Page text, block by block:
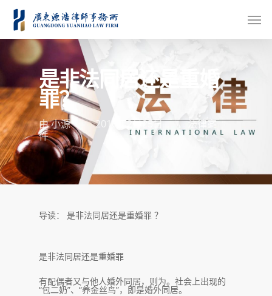
是非法同居还是重婚
罪？
由小源 2016年2月25日
法律案
件
导读： 是非法同居还是重婚罪 ？
是非法同居还是重婚罪
有配偶者又与他人婚外同居，则为。社会上出现的
“包二奶”、“养金丝鸟”，即是婚外同居。